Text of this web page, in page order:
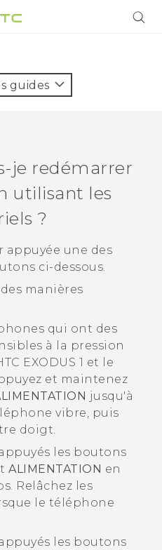
guides
je redémarrer
utilisant les
?
appuyée une des
ci-dessous.
manières
qui ont des
à la pression
EXODUS 1 et le
et maintenez
jusqu'à
vibre, puis
doigt.
les boutons
ALIMENTATION en
Relâchez les
le téléphone
les boutons